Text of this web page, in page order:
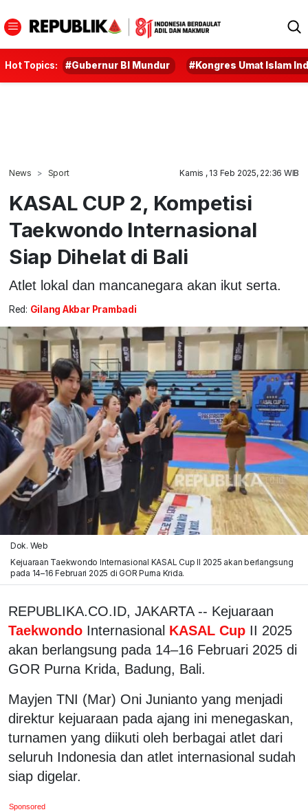
Hot Topics: #Gubernur BI Mundur #Kongres Umat Islam
News Sport Kamis , 13 Feb 2025, 22:36 WIB
KASAL CUP 2, Kompetisi
Taekwondo Internasional
Siap Dihelat di Bali
Atlet lokal dan mancanegara akan ikut serta.
Red: Gilang Akbar Prambadi
Dok. Web
Kejuaraan Taekwondo Internasional KASAL Cup II 2025 akan berlangsung
pada 14–16 Februari 2025 di GOR Purna Krida.
REPUBLIKA.CO.ID, JAKARTA -- Kejuaraan
Taekwondo Internasional KASAL Cup II 2025
akan berlangsung pada 14–16 Februari 2025 di
GOR Purna Krida, Badung, Bali.
Mayjen TNI (Mar) Oni Junianto yang menjadi
direktur kejuaraan pada ajang ini menegaskan,
turnamen yang diikuti oleh berbagai atlet dari
seluruh Indonesia dan atlet internasional sudah
siap digelar.
Sponsored